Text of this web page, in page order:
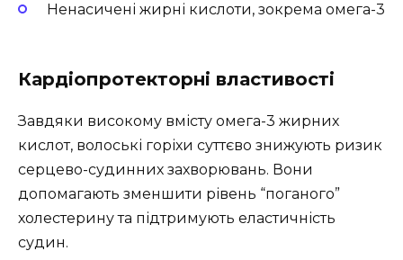
Ненасичені жирні кислоти, зокрема омега-3
Кардіопротекторні властивості
Завдяки високому вмісту омега-3 жирних
кислот, волоські горіхи суттєво знижують ризик
серцево-судинних захворювань. Вони
допомагають зменшити рівень “поганого”
холестерину та підтримують еластичність
судин.